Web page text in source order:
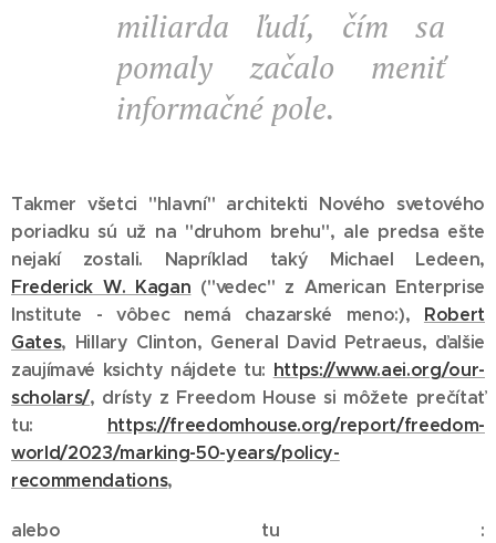
miliarda ľudí, čím sa
pomaly začalo meniť
informačné pole.
Takmer všetci "hlavní" architekti Nového svetového
poriadku sú už na "druhom brehu", ale predsa ešte
nejakí zostali. Napríklad taký Michael Ledeen,
Frederick W. Kagan ("vedec" z American Enterprise
Institute - vôbec nemá chazarské meno:), Robert
Gates, Hillary Clinton, General David Petraeus, ďalšie
zaujímavé ksichty nájdete tu: https://www.aei.org/our-
scholars/, drísty z Freedom House si môžete prečítať
tu: https://freedomhouse.org/report/freedom-
world/2023/marking-50-years/policy-
recommendations,
alebo tu :